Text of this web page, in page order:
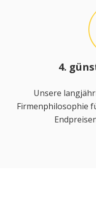
4.
Unsere
Firmenphilosophie